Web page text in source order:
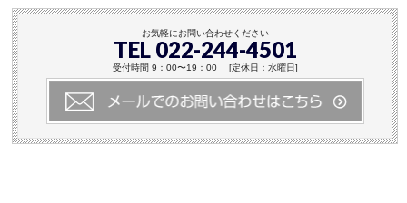
お気軽にお問い合わせください
TEL 022-244-4501
受付時間 9：00〜19：00 [定休日：水曜日]